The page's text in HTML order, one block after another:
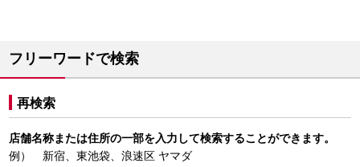
フリーワードで検索
再検索
店舗名称または住所の一部を入力して検索することができます。
例） 新宿、東池袋、浪速区 ヤマダ